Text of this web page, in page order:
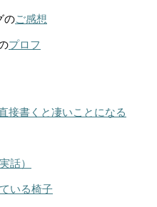
のご感想
プロフ
接書くと凄いことになる
話）
いる椅子